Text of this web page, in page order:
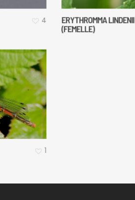
4
ERYTHROMMA LINDENII
(FEMELLE)
1